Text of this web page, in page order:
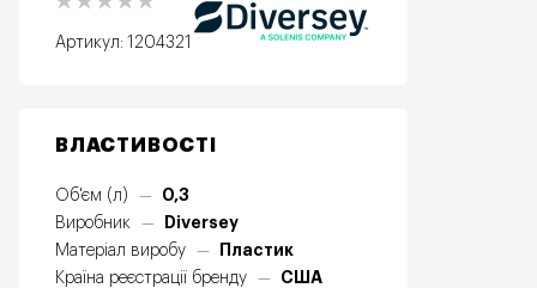
Артикул: 1204321
ВЛАСТИВОСТІ
Об'єм (л) —
0,3
Виробник
—
Diversey
Матеріал виробу
—
Пластик
Країна реєстрації бренду
—
США